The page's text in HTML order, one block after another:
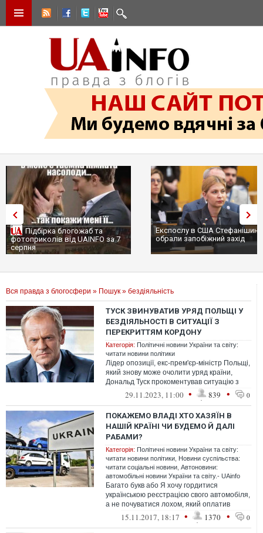
Підбірка блогожаб та
фотоприколів від UAINFO за 7
серпня
Експослу в США
обрали запобіжний захід
Вся правда з блогосфери » Пошук » бездіяльність
ТУСК ЗВИНУВАТИВ УРЯД ПОЛЬЩІ У
БЕЗДІЯЛЬНОСТІ В СИТУАЦІЇ З
ПЕРЕКРИТТЯМ КОРДОНУ
Категорія: Політичні новини України та світу:
читати новини політики
Лідер опозиції, екс-прем'єр-міністр Польщі,
який знову може очолити уряд країни,
Дональд Туск прокоментував ситуацію з
перекриттям кордону. Він звинув...
29.11.2023, 11:00 • 839 • 0
ПОКАЖЕМО ВЛАДІ ХТО ХАЗЯЇН В
НАШІЙ КРАЇНІ ЧИ БУДЕМО Й ДАЛІ
РАБАМИ?
Категорія: Політичні новини України та світу:
читати новини політики Новини суспільства:
читати соціальні новини Автоновини:
автомобільні новини України та світу.- UAinfo
Багато букв або Я хочу гордитися
українською реєстрацією свого автомобіля,
а не почуватися лохом, який оплатив
навчання за кордоном дітям олігархів.
15.11.2017, 18:17 • 1370 • 0